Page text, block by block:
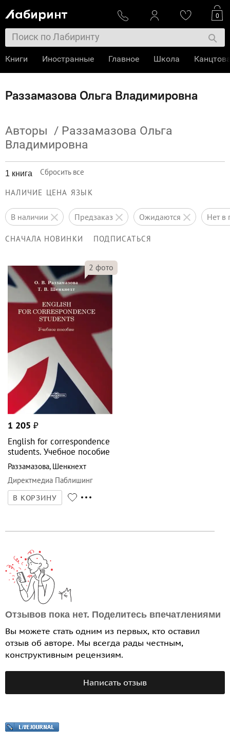
Раззамазова Ольга Владимировна
Авторы / Раззамазова Ольга
Владимировна
1 книга Сбросить все
НАЛИЧИЕ ЦЕНА ЯЗЫК
в наличии предзаказ ожидаются нет
СНАЧАЛА НОВИНКИ ПОДПИСАТЬСЯ
2 фото
1 205 ₽
English for correspondence
students. Учебное пособие
Раззамазова, Шенкнехт
Директмедиа Паблишинг
В КОРЗИНУ
Отзывов пока нет. Поделитесь впечатлениями
Вы можете стать одним из первых, кто оставил
отзыв об авторе. Мы всегда рады честным,
конструктивным рецензиям.
Написать отзыв
0
Книги Иностранные Главное Школа